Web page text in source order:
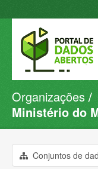
Conjuntos de dados
Organizações
Sobre
Organizações
Ministério do
Conjuntos de